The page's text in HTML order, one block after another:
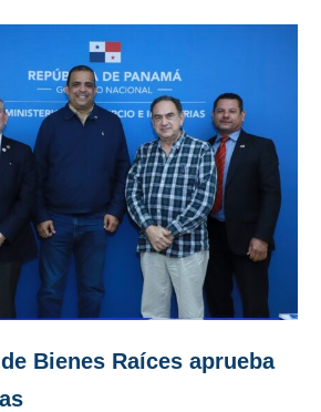
Bienes Raíces aprueba